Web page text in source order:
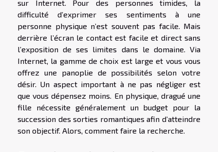
sur Internet. Pour des personnes timides, la
difficulté d’exprimer ses sentiments à une
personne physique n’est souvent pas facile. Mais
derrière l’écran le contact est facile et direct sans
l’exposition de ses limites dans le domaine. Via
Internet, la gamme de choix est large et vous vous
offrez une panoplie de possibilités selon votre
désir. Un aspect important à ne pas négliger est
que vous dépensez moins. En physique, dragué une
fille nécessite généralement un budget pour la
succession des sorties romantiques afin d’atteindre
son objectif. Alors, comment faire la recherche.